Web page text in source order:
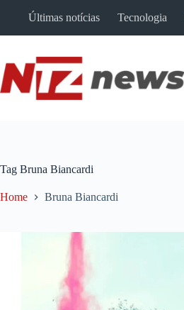
Últimas notícias Tecnologia
Tag Bruna Biancardi
Home Bruna Biancardi